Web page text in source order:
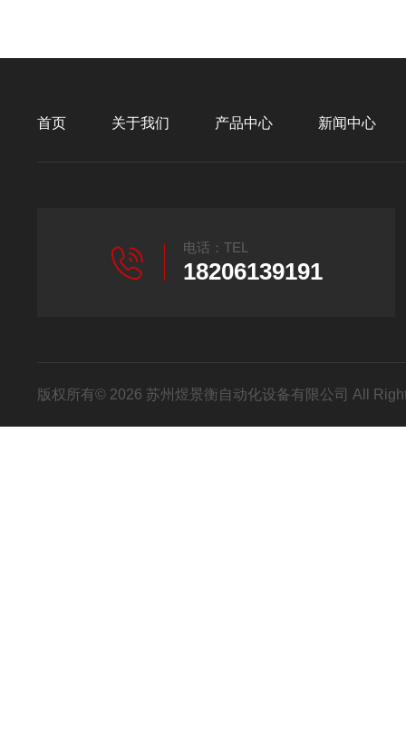
首页 关于我们 产品中心 新闻中心
电话：TEL
18206139191
版权所有© 2026 苏州煜景衡自动化设备有限公司 All